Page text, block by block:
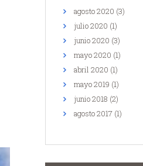
agosto2020 (3)
julio2020 (1)
junio2020 (3)
mayo2020 (1)
abril 2020 (1)
mayo2019 (1)
junio2018 (2)
agosto2017(1)